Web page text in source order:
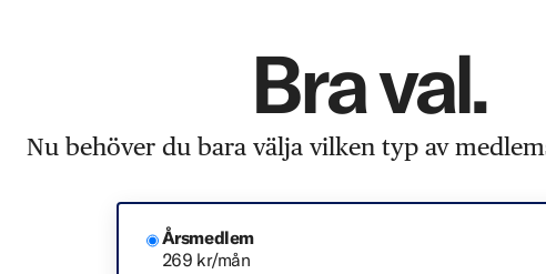
Bra val.
Nu behöver du bara välja vilken typ av
Årsmedlem
269 kr/mån